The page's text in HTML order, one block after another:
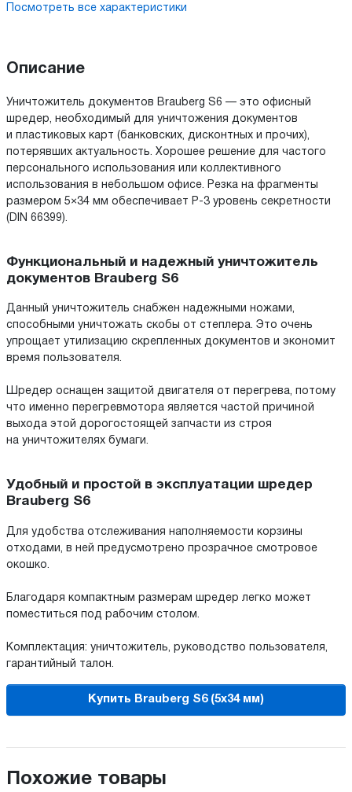
Посмотреть все характеристики
Описание
Уничтожитель документов Brauberg S6 — это офисный
шредер, необходимый для уничтожения документов
и пластиковых карт (банковских, дисконтных и прочих),
потерявших актуальность. Хорошее решение для частого
персонального использования или коллективного
использования в небольшом офисе. Резка на фрагменты
размером 5×34 мм обеспечивает P-3 уровень секретности
(DIN 66399).
Функциональный и надежный уничтожитель
документов Brauberg S6
Данный уничтожитель снабжен надежными ножами,
способными уничтожать скобы от степлера. Это очень
упрощает утилизацию скрепленных документов и экономит
время пользователя.
Шредер оснащен защитой двигателя от перегрева, потому
что именно перегревмотора является частой причиной
выхода этой дорогостоящей запчасти из строя
на уничтожителях бумаги.
Удобный и простой в эксплуатации шредер
Brauberg S6
Для удобства отслеживания наполняемости корзины
отходами, в ней предусмотрено прозрачное смотровое
окошко.
Благодаря компактным размерам шредер легко может
поместиться под рабочим столом.
Комплектация: уничтожитель, руководство пользователя,
гарантийный талон.
Купить Brauberg S6 (5x34 мм)
Похожие товары